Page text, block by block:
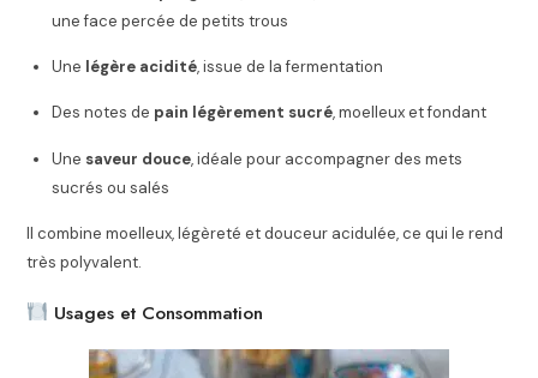
une face percée de petits trous
Une légère acidité, issue de la fermentation
Des notes de pain légèrement sucré, moelleux et fondant
Une saveur douce, idéale pour accompagner des mets
sucrés ou salés
Il combine moelleux, légèreté et douceur acidulée, ce qui le rend
très polyvalent.
Usages et Consommation